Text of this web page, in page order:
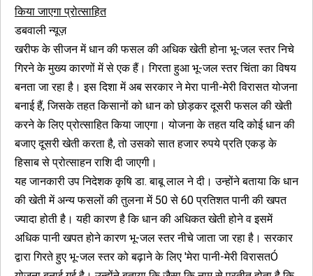
किया जाएगा प्रोत्साहित
डबवाली न्यूज़
खरीफ के सीजन में धान की फसल की अधिक खेती होना भू-जल स्तर निचे
गिरने के मुख्य कारणों में से एक हैं। गिरता हुआ भू-जल स्तर चिंता का विषय
बनता जा रहा है। इस दिशा में अब सरकार ने मेरा पानी-मेरी विरासत योजना
बनाई हैं, जिसके तहत किसानों को धान को छोड़कर दूसरी फसल की खेती
करने के लिए प्रोत्साहित किया जाएगा। योजना के तहत यदि कोई धान की
बजाए दूसरी खेती करता है, तो उसको सात हजार रुपये प्रति एकड़ के
हिसाब से प्रोत्साहन राशि दी जाएगी।
यह जानकारी उप निदेशक कृषि डा. बाबू लाल ने दी। उन्होंने बताया कि धान
की खेती में अन्य फसलों की तुलना में 50 से 60 प्रतिशत पानी की खपत
ज्यादा होती है। यही कारण है कि धान की अधिकत खेती होने व इसमें
अधिक पानी खपत होने कारण भू-जल स्तर नीचे जाता जा रहा है। सरकार
द्वारा गिरते हुए भू-जल स्तर को बढ़ाने के लिए 'मेरा पानी-मेरी विरासतÓ